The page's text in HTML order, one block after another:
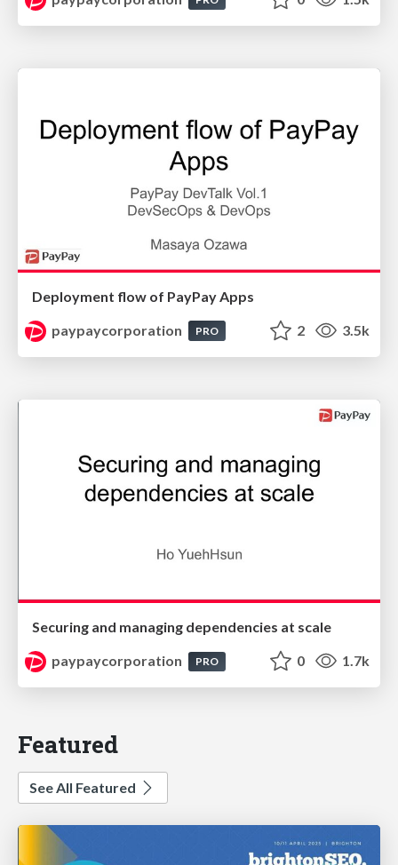
Deployment flow of PayPay Apps
paypaycorporation
PRO 2 3.5k
Securing and managing dependencies at scale
paypaycorporation
PRO 0 1.7k
Featured
See All Featured